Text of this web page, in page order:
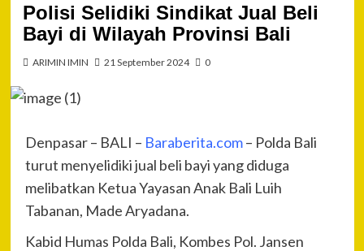
Polisi Selidiki Sindikat Jual Beli
Bayi di Wilayah Provinsi Bali
ARIMIN IMIN 21 September 2024 0
Denpasar – BALI – Baraberita.com– Polda Bali
turut menyelidiki jual beli bayi yang diduga
melibatkan Ketua Yayasan Anak Bali Luih
Tabanan, Made Aryadana.
Kabid Humas Polda Bali, Kombes Pol. Jansen